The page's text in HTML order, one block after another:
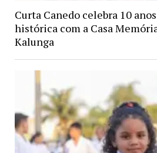
Curta Canedo celebra 10
histórica com a Casa
Kalunga